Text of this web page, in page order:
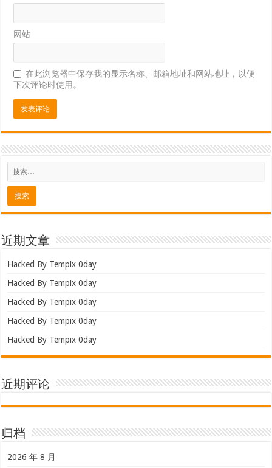
网站
在此浏览器中保存我的显示名称、邮箱地址和网站地址，以便
下次评论时使用。
近期文章
Hacked By Tempix 0day
Hacked By Tempix 0day
Hacked By Tempix 0day
Hacked By Tempix 0day
Hacked By Tempix 0day
近期评论
归档
2026 年 8 月